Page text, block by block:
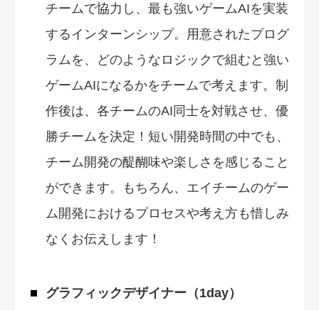
チームで協力し、最も強いゲームAIを実装
するインターンシップ。用意されたプログ
ラムを、どのようなロジックで組むと強い
ゲームAIになるかをチームで考えます。制
作後は、各チームのAI同士を対戦させ、優
勝チームを決定！短い開発時間の中でも、
チーム開発の醍醐味や楽しさを感じること
ができます。もちろん、エイチームのゲー
ム開発におけるプロセスや考え方も惜しみ
なくお伝えします！
グラフィックデザイナー（1day）